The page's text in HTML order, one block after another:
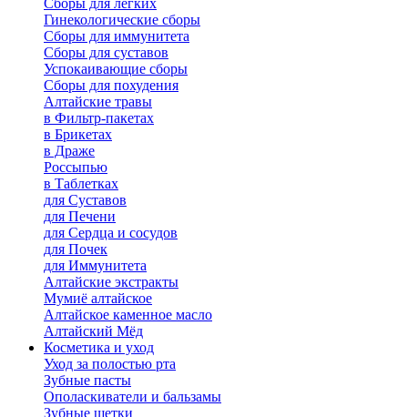
Сборы для легких
Гинекологические сборы
Сборы для иммунитета
Сборы для суставов
Успокаивающие сборы
Сборы для похудения
Алтайские травы
в Фильтр-пакетах
в Брикетах
в Драже
Россыпью
в Таблетках
для Cуставов
для Печени
для Сердца и сосудов
для Почек
для Иммунитета
Алтайские экстракты
Мумиё алтайское
Алтайское каменное масло
Алтайский Мёд
Косметика и уход
Уход за полостью рта
Зубные пасты
Ополаскиватели и бальзамы
Зубные щетки